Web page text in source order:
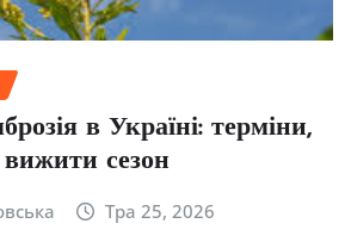
в Україні: терміни,
сезон
Тра 25, 2026